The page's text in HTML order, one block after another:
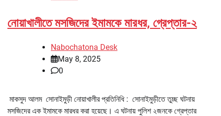
নোয়াখালীতে মসজিদের ইমামকে মারধর, গ্রেপ্তার-২
Nabochatona Desk
May 8, 2025
0
মাকসুদ আলম সোনাইমুড়ী নোয়াখালীর প্রতিনিধি : সোনাইমুড়ীতে তুচ্ছ ঘটনায়
মসজিদের এক ইমামকে মারধর করা হয়েছে। এ ঘটনায় পুলিশ ২জনকে গ্রেপ্তার